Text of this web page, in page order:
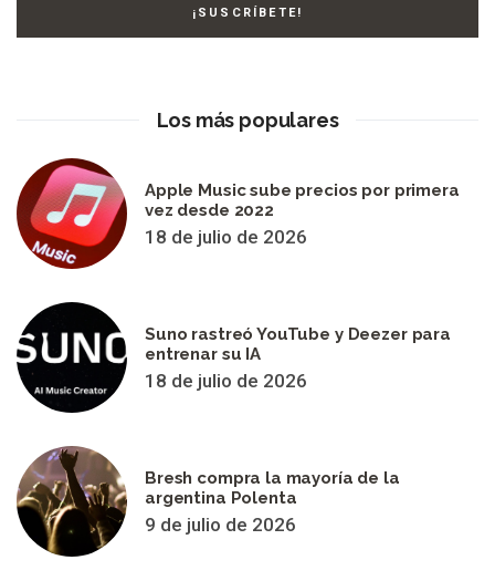
Los más populares
Apple Music sube precios por primera
vez desde 2022
18 de julio de 2026
Suno rastreó YouTube y Deezer para
entrenar su IA
18 de julio de 2026
Bresh compra la mayoría de la
argentina Polenta
9 de julio de 2026